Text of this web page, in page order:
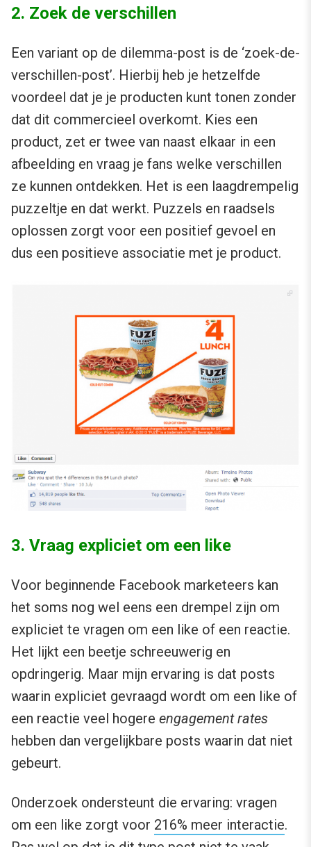
2. Zoek de verschillen
Een variant op de dilemma-post is de ‘zoek-de-
verschillen-post’. Hierbij heb je hetzelfde
voordeel dat je je producten kunt tonen zonder
dat dit commercieel overkomt. Kies een
product, zet er twee van naast elkaar in een
afbeelding en vraag je fans welke verschillen
ze kunnen ontdekken. Het is een laagdrempelig
puzzeltje en dat werkt. Puzzels en raadsels
oplossen zorgt voor een positief gevoel en
dus een positieve associatie met je product.
3. Vraag expliciet om een like
Voor beginnende Facebook marketeers kan
het soms nog wel eens een drempel zijn om
expliciet te vragen om een like of een reactie.
Het lijkt een beetje schreeuwerig en
opdringerig. Maar mijn ervaring is dat posts
waarin expliciet gevraagd wordt om een like of
een reactie veel hogere engagement rates
hebben dan vergelijkbare posts waarin dat niet
gebeurt.
Onderzoek ondersteunt die ervaring: vragen
om een like zorgt voor 216% meer interactie.